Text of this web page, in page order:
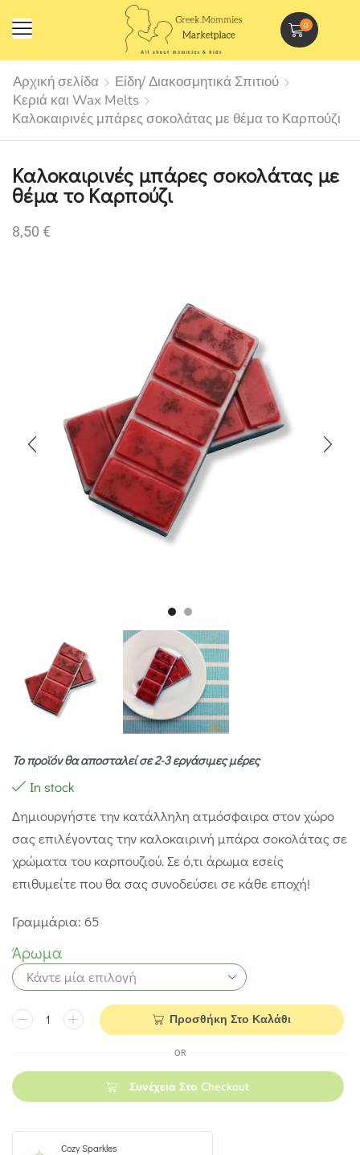
0
Αρχική σελίδα
Είδη/ Διακοσμητικά Σπιτιού
Κεριά και Wax Melts
Καλοκαιρινές μπάρες σοκολάτας με θέμα το Καρπούζι
Καλοκαιρινές μπάρες σοκολάτας με
θέμα το Καρπούζι
8,50 €
Το προϊόν θα αποσταλεί σε 2-3 εργάσιμες μέρες
In stock
Δημιουργήστε την κατάλληλη ατμόσφαιρα στον χώρο
σας επιλέγοντας την καλοκαιρινή μπάρα σοκολάτας σε
χρώματα του καρπουζιού. Σε ό,τι άρωμα εσείς
επιθυμείτε που θα σας συνοδεύσει σε κάθε εποχή!
Γραμμάρια: 65
Άρωμα
Προσθήκη Στο Καλάθι
OR
Συνέχεια Στο Checkout
Cozy Sparkles